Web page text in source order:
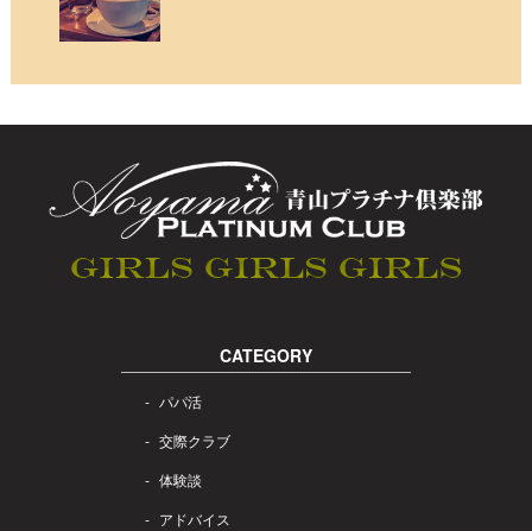
CATEGORY
パパ活
交際クラブ
体験談
アドバイス